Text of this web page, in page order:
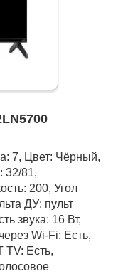
7, Цвет: Чёрный,
32/81,
200, Угол
ДУ: пульт
звука: 16 Вт,
Wi-Fi: Есть,
TV: Есть,